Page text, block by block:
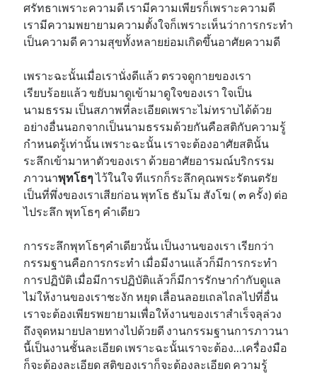
ศรัทธาเพราะความดี เรามีความเพียรก็เพราะความดี
เรามีความพยายามความตั้งใจก็เพราะเห็นว่าการกระทำ
เป็นความดี ความสุขทั้งหลายย่อมเกิดขึ้นอาศัยความดี
เพราะฉะนั้นเมื่อเรานั่งดีแล้ว ตรวจดูกายของเรา
เรียบร้อยแล้ว ขยับมาดูเข้ามาดูใจของเรา ใจเป็น
นามธรรม เป็นสภาพที่ละเอียดเพราะไม่ทราบได้ด้วย
อย่างอื่นนอกจากเป็นนามธรรมด้วยกันคือสติกับความรู้
กำหนดรู้เท่านั้น เพราะฉะนั้น เราจะต้องอาศัยสตินั้น
ระลึกเข้ามาหาตัวของเรา ด้วยอาศัยอารมณ์บริกรรม
ภาวนาพุทโธๆไว้ในใจ ทีแรกก็ระลึกคุณพระรัตนตรัย
เป็นที่พึ่งของเราเสียก่อน พุทโธ ธัมโม สังโฆ ( ๓ ครั้ง) ต่อ
ไประลึก พุทโธๆ คำเดียว
การระลึกพุทโธๆคำเดียวนั้น เป็นงานของเรา เรียกว่า
กรรมฐานคือการกระทำ เมื่อมีงานแล้วก็มีการกระทำ
การปฏิบัติ เมื่อมีการปฏิบัติแล้วก็มีการรักษากำกับดูแล
ไม่ให้งานของเราชะงัก หยุด เลื่อนลอยเถลไถลไปที่อื่น
เราจะต้องเพียรพยายามเพื่อให้งานของเราสำเร็จลุล่วง
ถึงจุดหมายปลายทางไปด้วยดี งานกรรมฐานการภาวนา
นี้เป็นงานชั้นละเอียด เพราะฉะนั้นเราจะต้อง…เครื่องมือ
ก็จะต้องละเอียด สติของเราก็จะต้องละเอียด ความรู้